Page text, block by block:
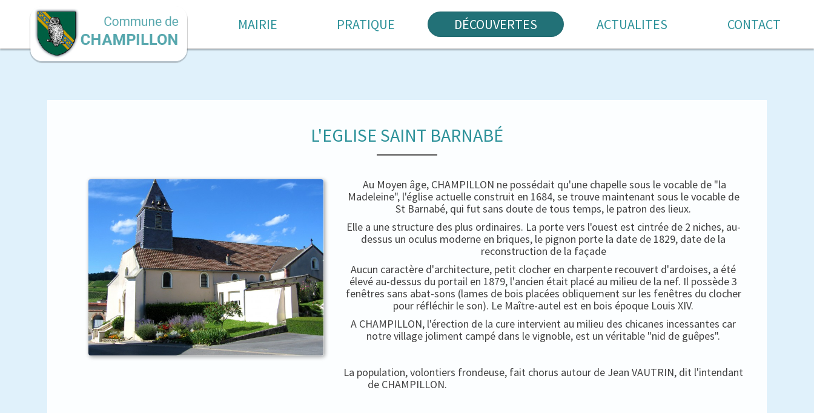
MAIRIE PRATIQUE DÉCOUVERTES ACTUALITES CONTACT
L'EGLISE SAINT BARNABÉ
Au Moyen âge, CHAMPILLON ne possédait qu'une chapelle sous le vocable de "la
Madeleine", l'église actuelle construit en 1684, se trouve maintenant sous le vocable de
St Barnabé, qui fut sans doute de tous temps, le patron des lieux.
Elle a une structure des plus ordinaires. La porte vers l'ouest est cintrée de 2 niches, au-
dessus un oculus moderne en briques, le pignon porte la date de 1829, date de la
reconstruction de la façade
Aucun caractère d'architecture, petit clocher en charpente recouvert d'ardoises, a été
élevé au-dessus du portail en 1879, l'ancien était placé au milieu de la nef. Il possède 3
fenêtres sans abat-sons (lames de bois placées obliquement sur les fenêtres du clocher
pour réfléchir le son). Le Maître-autel est en bois époque Louis XIV.
A CHAMPILLON, l'érection de la cure intervient au milieu des chicanes incessantes car
notre village joliment campé dans le vignoble, est un véritable "nid de guêpes".
La population, volontiers frondeuse, fait chorus autour de Jean VAUTRIN, dit l'intendant
de CHAMPILLON.